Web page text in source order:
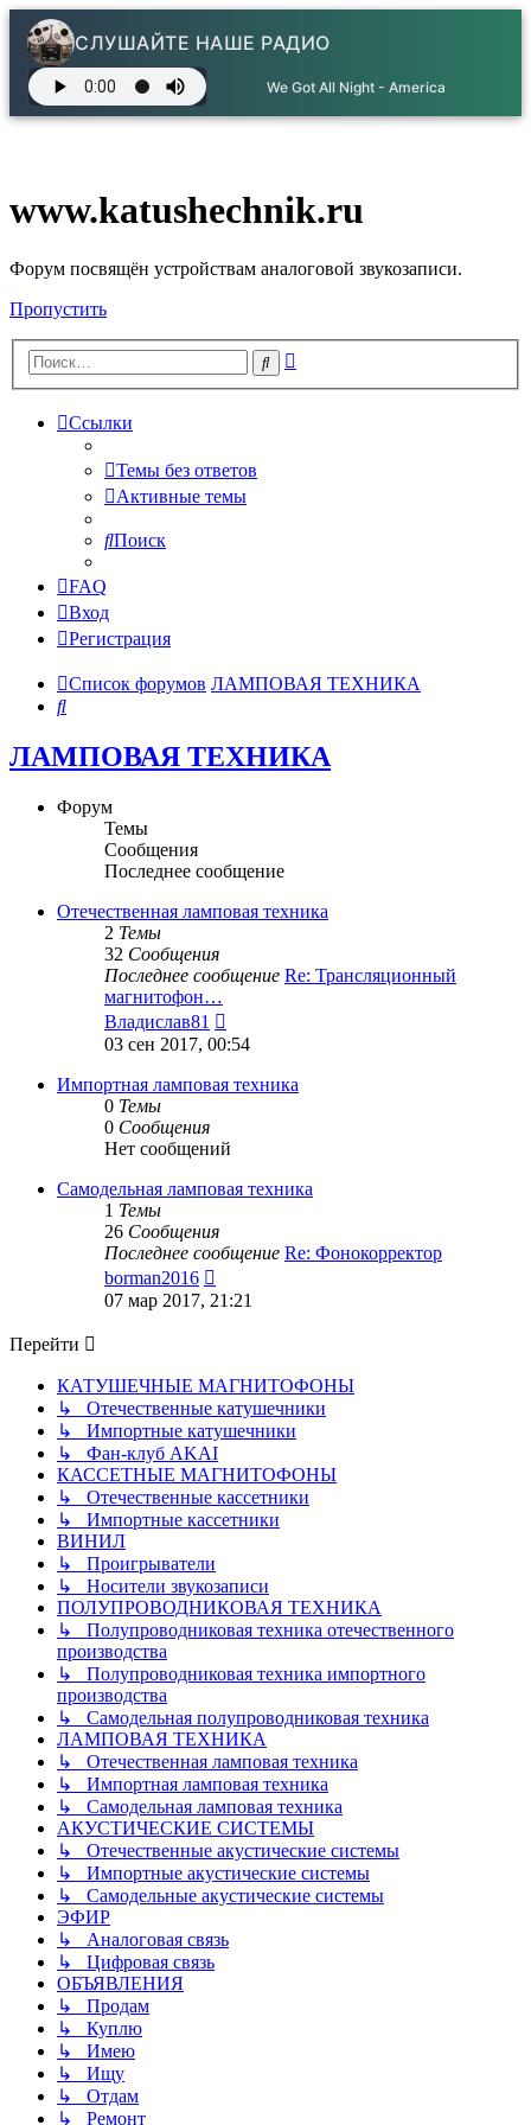
СЛУШАЙТЕ НАШЕ РАДИО
We Got All Night - America
www.katushechnik.ru
Форум посвящён устройствам аналоговой звукозаписи.
Пропустить
Поиск
Ссылки
Темы без ответов
Активные темы
Поиск
FAQ
Вход
Регистрация
Список форумов ЛАМПОВАЯ ТЕХНИКА
Поиск
ЛАМПОВАЯ ТЕХНИКА
Форум
Темы
Сообщения
Последнее сообщение
Отечественная ламповая техника
2 Темы
32 Сообщения
Последнее сообщение Re: Трансляционный
магнитофон…
Владислав81
к
сообщению
03 сен 2017, 00:54
Импортная ламповая техника
0 Темы
0 Сообщения
Нет сообщений
Самодельная ламповая техника
1 Темы
26 Сообщения
Последнее сообщение Re: Фонокорректор
borman2016
к
07 мар 2017, 21:21
Перейти
КАТУШЕЧНЫЕ МАГНИТОФОНЫ
↳ Отечественные катушечники
↳ Импортные катушечники
↳ Фан-клуб AKAI
КАССЕТНЫЕ МАГНИТОФОНЫ
↳ Отечественные кассетники
↳ Импортные кассетники
ВИНИЛ
↳ Проигрыватели
↳ Носители звукозаписи
ПОЛУПРОВОДНИКОВАЯ ТЕХНИКА
↳ Полупроводниковая техника отечественного
производства
↳ Полупроводниковая техника импортного
производства
↳ Самодельная полупроводниковая техника
ЛАМПОВАЯ ТЕХНИКА
↳ Отечественная ламповая техника
↳ Импортная ламповая техника
↳ Самодельная ламповая техника
АКУСТИЧЕСКИЕ СИСТЕМЫ
↳ Отечественные акустические системы
↳ Импортные акустические системы
↳ Самодельные акустические системы
ЭФИР
↳ Аналоговая связь
↳ Цифровая связь
ОБЪЯВЛЕНИЯ
↳ Продам
↳ Куплю
↳ Имею
↳ Ищу
↳ Отдам
↳ Ремонт